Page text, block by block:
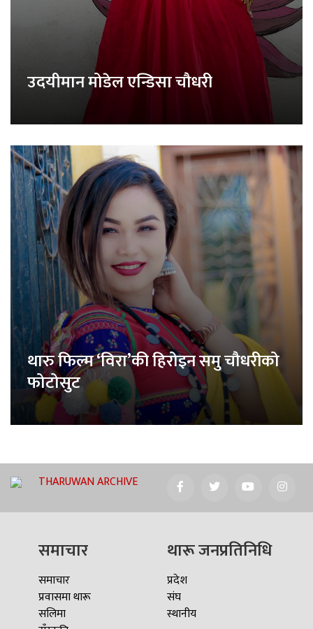
उदयीमान मोडेल एन्डिसा चौधरी
थारु फिल्म ‘विरा’की हिरोइन समु चौधरीको
फोटोसुट
THARUWAN ARCHIVE
समाचार
समाचार
प्रवासमा थारू
सलिमा
थारू जनप्रतिनिधि
प्रदेश
संघ
स्थानीय